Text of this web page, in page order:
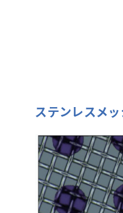
ステンレスメッ